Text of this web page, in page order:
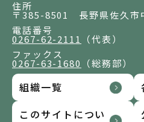
住所
〒385-8501 長野県佐久市
電話番号
0267-62-2111
（代表）
ファックス
0267-63-1680 （総務部）
組織一覧
このサイトについ